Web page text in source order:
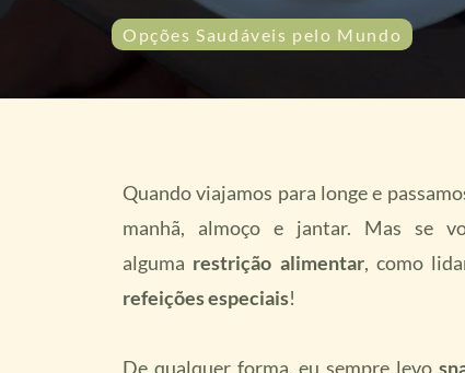
Opções Saudáveis pelo Mundo
Quando viajamos para longe e
manhã, almoço e jantar. Mas se
alguma restrição alimentar, como
refeições especiais!
De qualquer forma, eu sempre levo